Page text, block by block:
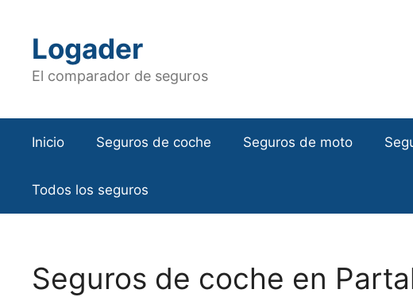
contenidoLogader
El comparador de seguros
Inicio Seguros de coche Seguros de moto
Todos los seguros
Seguros de coche en